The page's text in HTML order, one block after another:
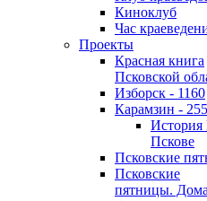
Киноклуб
Час
Проекты
Красная книга
Псковской
Изборск - 1160
Карамзин - 255
История
Пскове
Псковские
Псковские
пятницы.